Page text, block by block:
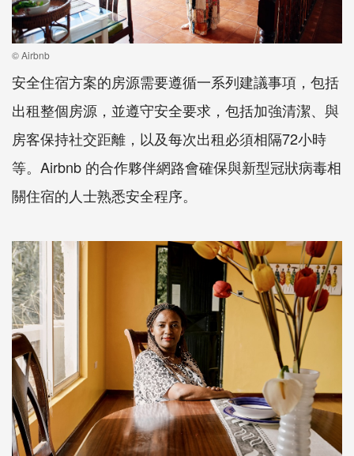
© Airbnb
安全住宿方案的房源需要遵循一系列建議事項，包括
出租整個房源，並遵守安全要求，包括加強清潔、與
房客保持社交距離，以及每次出租必須相隔72小時
等。Airbnb 的合作夥伴網路會確保與新型冠狀病毒相
關住宿的人士熟悉安全程序。